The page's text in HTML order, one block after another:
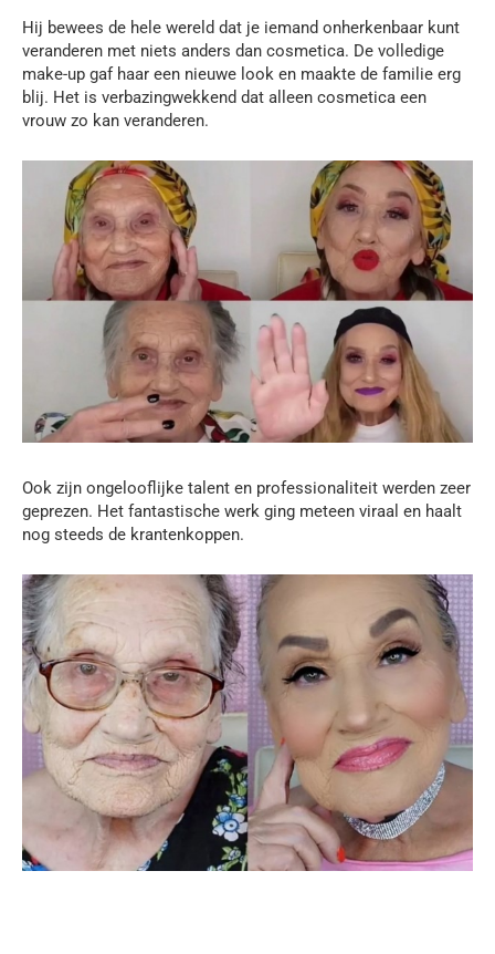
Hij bewees de hele wereld dat je iemand onherkenbaar kunt
veranderen met niets anders dan cosmetica. De volledige
make-up gaf haar een nieuwe look en maakte de familie erg
blij. Het is verbazingwekkend dat alleen cosmetica een
vrouw zo kan veranderen.
Ook zijn ongelooflijke talent en professionaliteit werden zeer
geprezen. Het fantastische werk ging meteen viraal en haalt
nog steeds de krantenkoppen.